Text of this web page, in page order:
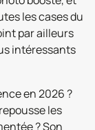
les cases du
par ailleurs
intéressants
en 2026 ?
les
? Son